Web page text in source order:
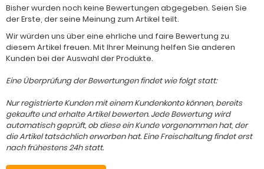
Bisher wurden noch keine Bewertungen abgegeben. Seien Sie
der Erste, der seine Meinung zum Artikel teilt.
Wir würden uns über eine ehrliche und faire Bewertung zu
diesem Artikel freuen. Mit Ihrer Meinung helfen Sie anderen
Kunden bei der Auswahl der Produkte.
Eine Überprüfung der Bewertungen findet wie folgt statt:
Nur registrierte Kunden mit einem Kundenkonto können, bereits
gekaufte und erhalte Artikel bewerten. Jede Bewertung wird
automatisch geprüft, ob diese ein Kunde vorgenommen hat, der
die Artikel tatsächlich erworben hat. Eine Freischaltung findet erst
nach frühestens 24h statt.